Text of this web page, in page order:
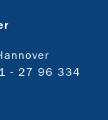
- 27 96 334